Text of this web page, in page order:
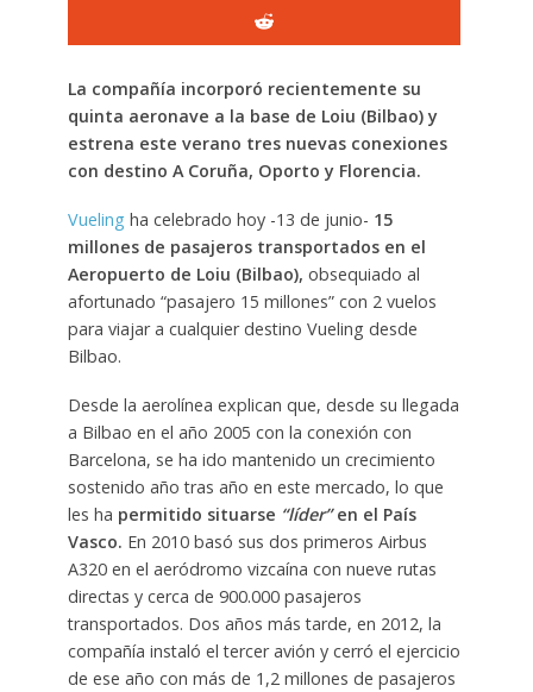
La compañía incorporó recientemente su
quinta aeronave a la base de Loiu (Bilbao) y
estrena este verano tres nuevas conexiones
con destino A Coruña, Oporto y Florencia.
Vueling ha celebrado hoy -13 de junio- 15
millones de pasajeros transportados en el
Aeropuerto de Loiu (Bilbao), obsequiado al
afortunado “pasajero 15 millones” con 2 vuelos
para viajar a cualquier destino Vueling desde
Bilbao.
Desde la aerolínea explican que, desde su llegada
a Bilbao en el año 2005 con la conexión con
Barcelona, se ha ido mantenido un crecimiento
sostenido año tras año en este mercado, lo que
les ha permitido situarse “líder”en el País
Vasco. En 2010 basó sus dos primeros Airbus
A320 en el aeródromo vizcaína con nueve rutas
directas y cerca de 900.000 pasajeros
transportados. Dos años más tarde, en 2012, la
compañía instaló el tercer avión y cerró el ejercicio
de ese año con más de 1,2 millones de pasajeros